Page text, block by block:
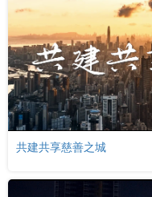
共建共享慈善之城